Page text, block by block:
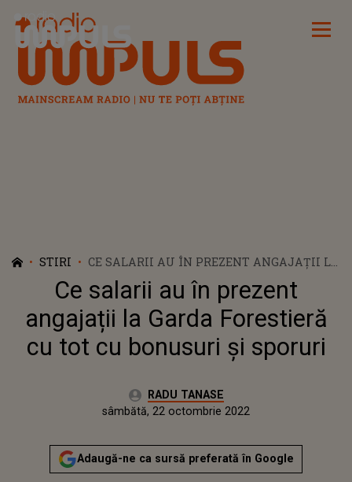
Radio Impuls
STIRI
CE SALARII AU ÎN PREZENT ANGAJAȚII LA
GARDA FORESTIERĂ CU TOT CU BONUSURI
ȘI SPORURI
Ce salarii au în prezent
angajații la Garda Forestieră
cu tot cu bonusuri și sporuri
Autor:RADU TANASE
vineri, 22 octombrie 2021
Actualizat:
sâmbătă, 22 octombrie 2022
Adaugă-ne ca sursă preferată în Google